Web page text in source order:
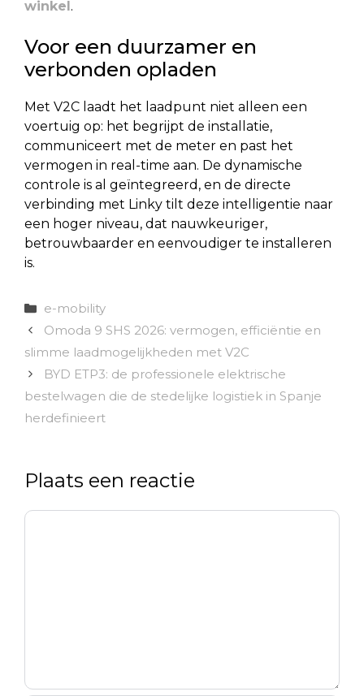
winkel.
Voor een duurzamer en
verbonden opladen
Met V2C laadt het laadpunt niet alleen een
voertuig op: het begrijpt de installatie,
communiceert met de meter en past het
vermogen in real-time aan. De dynamische
controle is al geïntegreerd, en de directe
verbinding met Linky tilt deze intelligentie naar
een hoger niveau, dat nauwkeuriger,
betrouwbaarder en eenvoudiger te installeren
is.
Categorieën
e-mobility
Omoda 9 SHS 2026: vermogen, efficiëntie en
slimme laadmogelijkheden met V2C
BYD ETP3: de professionele elektrische
bestelwagen die de stedelijke logistiek in Spanje
herdefinieert
Plaats een reactie
Reactie
Naam
E-
Site